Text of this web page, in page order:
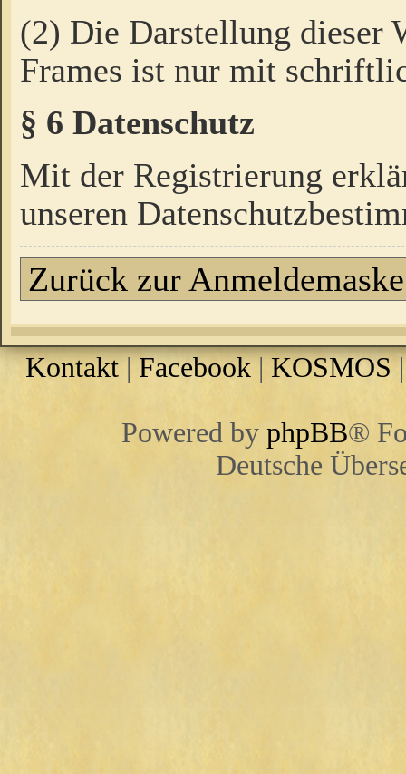
(2) Die Darstellung dieser
Frames ist nur mit
§ 6 Datenschutz
Mit der Registrierung
unseren
Zurück zur Anmeldemaske
Kontakt|Facebook|KOSMOS
Powered by phpBB®
Deutsche